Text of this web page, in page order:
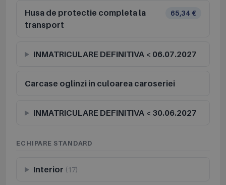
Husa de protectie completa la
transport
65,34 €
INMATRICULARE DEFINITIVA < 06.07.2027
Carcase oglinzi in culoarea caroseriei
INMATRICULARE DEFINITIVA < 30.06.2027
ECHIPARE STANDARD
Interior (17)